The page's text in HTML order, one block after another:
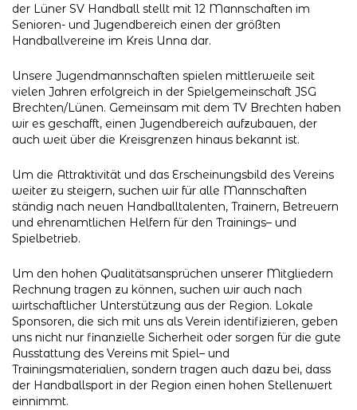
der Lüner SV Handball stellt mit 12 Mannschaften im
Senioren- und Jugendbereich einen der größten
Handballvereine im Kreis Unna dar.
Unsere Jugendmannschaften spielen mittlerweile seit
vielen Jahren erfolgreich in der Spielgemeinschaft JSG
Brechten/Lünen. Gemeinsam mit dem TV Brechten haben
wir es geschafft, einen Jugendbereich aufzubauen, der
auch weit über die Kreisgrenzen hinaus bekannt ist.
Um die Attraktivität und das Erscheinungsbild des Vereins
weiter zu steigern, suchen wir für alle Mannschaften
ständig nach neuen Handballtalenten, Trainern, Betreuern
und ehrenamtlichen Helfern für den Trainings– und
Spielbetrieb.
Um den hohen Qualitätsansprüchen unserer Mitgliedern
Rechnung tragen zu können, suchen wir auch nach
wirtschaftlicher Unterstützung aus der Region. Lokale
Sponsoren, die sich mit uns als Verein identifizieren, geben
uns nicht nur finanzielle Sicherheit oder sorgen für die gute
Ausstattung des Vereins mit Spiel– und
Trainingsmaterialien, sondern tragen auch dazu bei, dass
der Handballsport in der Region einen hohen Stellenwert
einnimmt.